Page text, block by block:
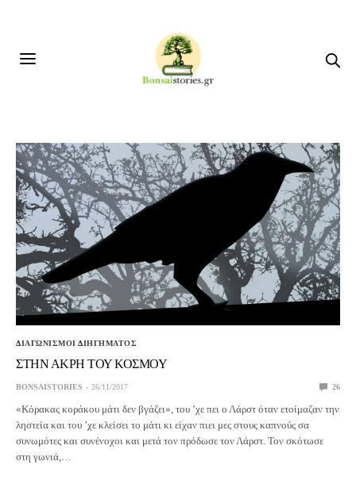
ΔΙΑΓΩΝΙΣΜΟΙ ΔΙΗΓΗΜΑΤΟΣ
ΣΤΗΝ ΑΚΡΗ ΤΟΥ ΚΟΣΜΟΥ
BONSAISTORIES 26/11/2017 26
«Κόρακας κοράκου μάτι δεν βγάζει», του ’χε πει ο Λάρστ όταν ετοίμαζαν την
ληστεία και του ’χε κλείσει το μάτι κι είχαν πιει μες στους καπνούς σα
συνωμότες και συνένοχοι και μετά τον πρόδωσε τον Λάρστ. Τον σκότωσε
στη γωνιά,…